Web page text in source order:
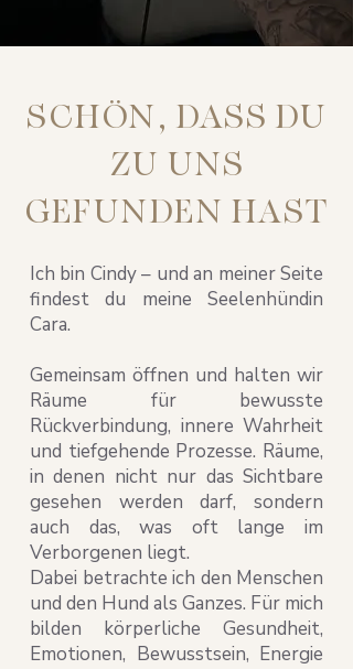
SCHÖN, DASS DU
ZU UNS
GEFUNDEN HAST
Ich bin Cindy – und an meiner Seite
findest du meine Seelenhündin
Cara.
Gemeinsam öffnen und halten wir
Räume für bewusste
Rückverbindung, innere Wahrheit
und tiefgehende Prozesse. Räume,
in denen nicht nur das Sichtbare
gesehen werden darf, sondern
auch das, was oft lange im
Verborgenen liegt.
Dabei betrachte ich den Menschen
und den Hund als Ganzes. Für mich
bilden körperliche Gesundheit,
Emotionen, Bewusstsein, Energie